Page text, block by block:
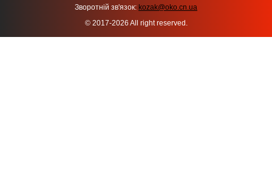
Зворотній зв'язок: kozak@oko.cn.ua
© 2017-2026 All right reserved.